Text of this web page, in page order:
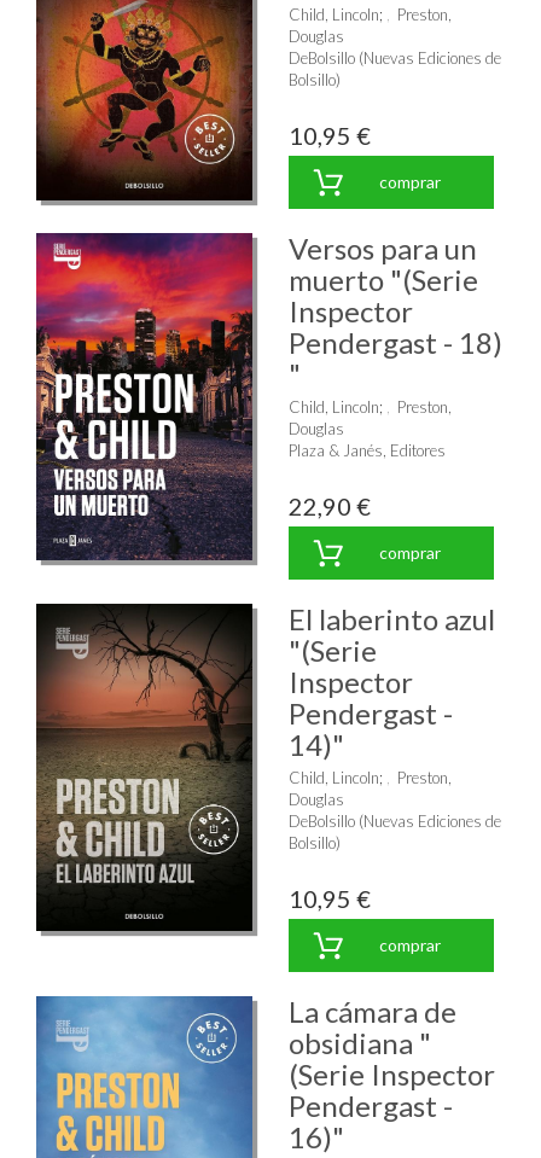
Child, Lincoln;
Preston,
Douglas
DeBolsillo (Nuevas Ediciones de
Bolsillo)
10,95 €
comprar
Versos para un
muerto "(Serie
Inspector
Pendergast - 18)
"
Child, Lincoln;
Preston,
Douglas
Plaza & Janés, Editores
22,90 €
comprar
El laberinto azul
"(Serie
Inspector
Pendergast -
14)"
Child, Lincoln;
Preston,
Douglas
DeBolsillo (Nuevas Ediciones de
Bolsillo)
10,95 €
comprar
La cámara de
obsidiana "
(Serie Inspector
Pendergast -
16)"